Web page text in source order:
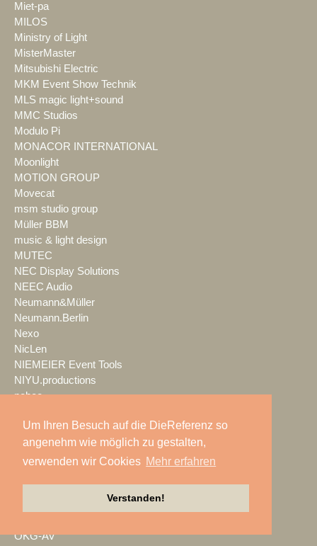
Um Ihren Besuch auf die DieReferenz so
angenehm wie möglich zu gestalten,
verwenden wir Cookies Mehr erfahren
Verstanden!
Miet-pa
MILOS
Ministry of Light
MisterMaster
Mitsubishi Electric
MKM Event Show Technik
MLS magic light+sound
MMC Studios
Modulo Pi
MONACOR INTERNATIONAL
Moonlight
MOTION GROUP
Movecat
msm studio group
Müller BBM
music & light design
MUTEC
NEC Display Solutions
NEEC Audio
Neumann&Müller
Neumann.Berlin
Nexo
NicLen
NIEMEIER Event Tools
NIYU.productions
nobeo
NPB Veranstaltungstechnik
NTi Audio
NÜSSLI
OKG-AV